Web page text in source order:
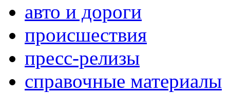
авто и дороги
происшествия
пресс-релизы
справочные материалы